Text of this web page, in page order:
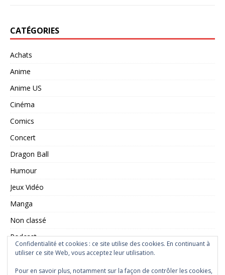
CATÉGORIES
Achats
Anime
Anime US
Cinéma
Comics
Concert
Dragon Ball
Humour
Jeux Vidéo
Manga
Non classé
Podcast
Saint Seiya
Série TV
Confidentialité et cookies : ce site utilise des cookies. En continuant à
utiliser ce site Web, vous acceptez leur utilisation.
Pour en savoir plus, notamment sur la façon de contrôler les cookies,